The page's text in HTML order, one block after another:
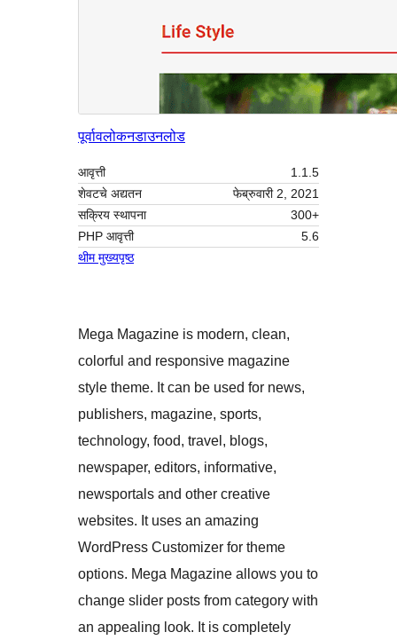
पूर्वावलोकनडाउनलोड
आवृत्ती
1.1.5
शेवटचे अद्यतन
फेब्रुवारी 2, 2021
सक्रिय स्थापना
300+
PHP आवृत्ती
5.6
थीम मुख्यपृष्ठ
Mega Magazine is modern, clean,
colorful and responsive magazine
style theme. It can be used for news,
publishers, magazine, sports,
technology, food, travel, blogs,
newspaper, editors, informative,
newsportals and other creative
websites. It uses an amazing
WordPress Customizer for theme
options. Mega Magazine allows you to
change slider posts from category with
an appealing look. It is completely